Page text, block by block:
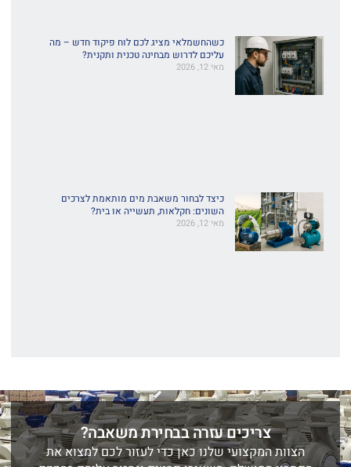
כשהחשמלאי מציג לכם לוח פיקוד חדש – מה
עליכם לדרוש מבחינה טכנית ותקנית?
מאי 12, 2026
כיצד לבחור משאבת מים מותאמת לצרכים
השונים: חקלאות, תעשייה או בית?
מאי 12, 2026
צריכים עזרה בבחירת משאבה?
הצוות המקצועי שלנו כאן כדי לעזור לכם למצוא את